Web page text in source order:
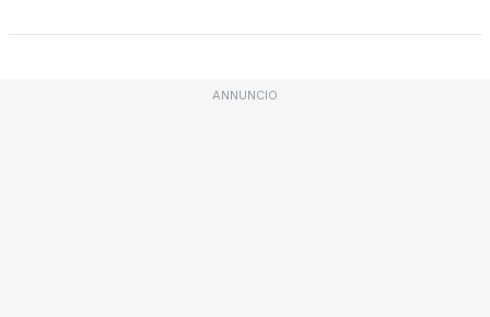
ANNUNCIO